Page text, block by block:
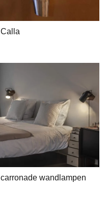
Calla
carronade wandlampen